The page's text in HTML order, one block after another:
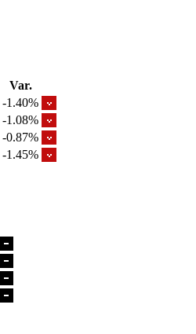
Var.
-1.40%
-1.08%
-0.87%
-1.45%